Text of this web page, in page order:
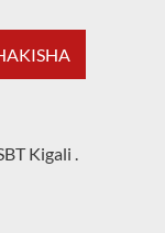
Kigali .